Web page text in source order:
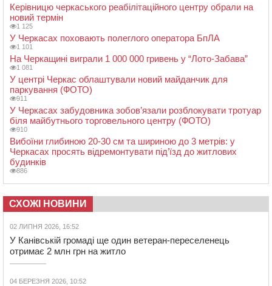
Керівницю черкаського реабілітаційного центру обрали на
новий термін
1 125
У Черкасах поховають полеглого оператора БпЛА
1 101
На Черкащині виграли 1 000 000 гривень у “Лото-Забава”
1 081
У центрі Черкас облаштували новий майданчик для
паркування (ФОТО)
911
У Черкасах забудовника зобов’язали розблокувати тротуар
біля майбутнього торговельного центру (ФОТО)
910
Вибоїни глибиною 20-30 см та шириною до 3 метрів: у
Черкасах просять відремонтувати під’їзд до житлових
будинків
886
СХОЖІ НОВИНИ
02 ЛИПНЯ 2026, 16:52
У Канівській громаді ще один ветеран-переселенець
отримає 2 млн грн на житло
04 БЕРЕЗНЯ 2026, 10:52